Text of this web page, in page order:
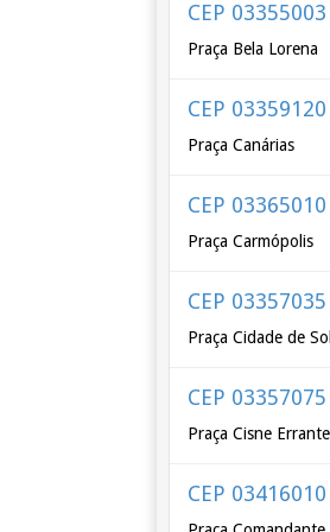
CEP 03355003
Praça Bela Lorena
CEP 03359120
Praça Canárias
CEP 03365010
Praça Carmópolis
CEP 03357035
Praça Cidade de
CEP 03357075
Praça Cisne Errante
CEP 03416010